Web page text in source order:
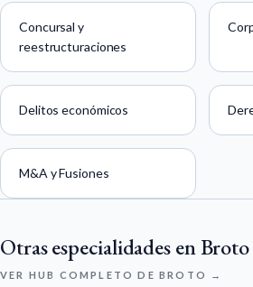
Concursal y
reestructuraciones
Delitos económicos
M&A y Fusiones
Otras especialidades en Broto
VER HUB COMPLETO DE BROTO →